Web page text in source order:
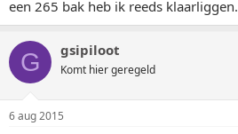
een 265 bak heb ik reeds klaarliggen.
G gsipiloot
Komt hier geregeld
6 aug 2015